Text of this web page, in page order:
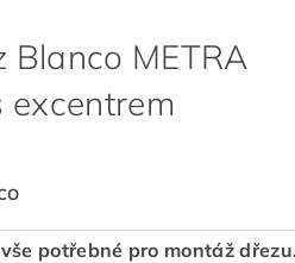
Blanco METRA
excentrem
potřebné pro montáž